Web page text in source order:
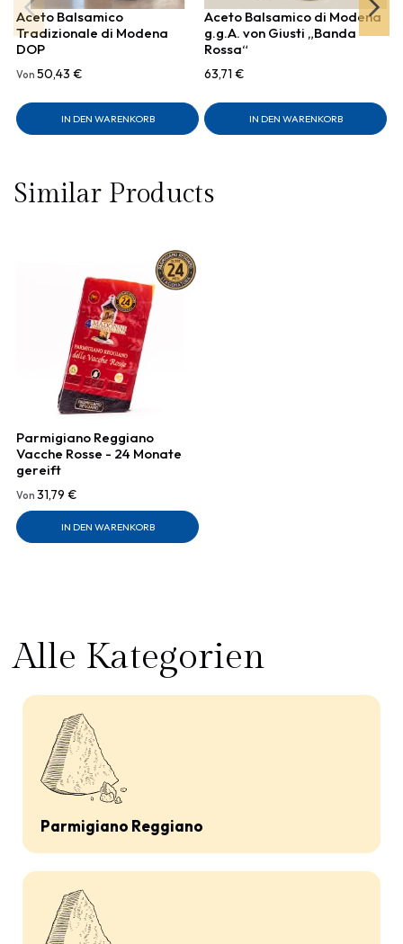
Aceto Balsamico
Tradizionale di Modena
DOP
Von 50,43 €
IN DEN WARENKORB
Aceto Balsamico di Modena
g.g.A. von Giusti „Banda
Rossa“
63,71 €
IN DEN WARENKORB
Similar Products
Parmigiano Reggiano
Vacche Rosse - 24 Monate
gereift
Von 31,79 €
IN DEN WARENKORB
Alle Kategorien
Parmigiano Reggiano